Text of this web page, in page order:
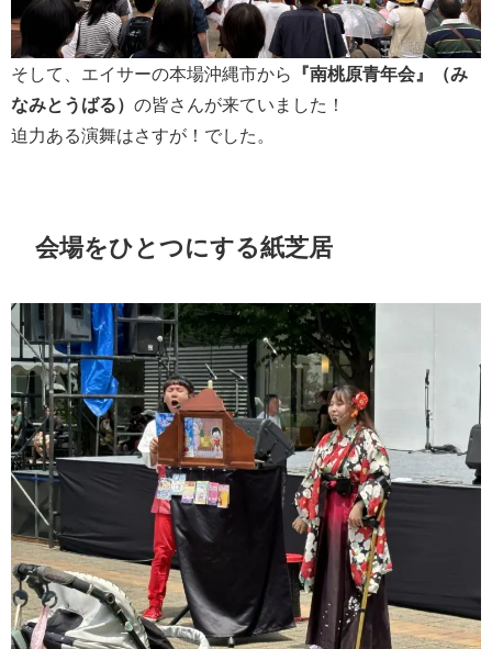
そして、エイサーの本場沖縄市から
『南桃原青年会』（み
なみとうばる） の皆さんが来ていました！
迫力ある演舞はさすが！でした。
会場をひとつにする紙芝居